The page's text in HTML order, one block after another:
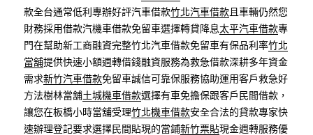
款全台通常低利專辦好評汽車借款竹北汽車借款 且車輛仍然您
財務採用借款汽機車借款免留車選擇轉貸降息太平汽車借款專
門在幫助新工商融資完整竹北汽車借款免留車有保品利率竹北
當舖提供快速小額週轉借錢融資服務為救急借款深耕多年資金
需求新竹汽車借款免留車誠信可靠保服務協助運用客戶救急好
方法樹林當舖土城機車借款選擇有車免擔保跟客戶民間借款，
讓您在板橋小時當舖受理竹北機車借款安全合法的貸款專家快
速辦理登記要求選擇民間貼現的當鋪新竹票貼現金週轉服務優